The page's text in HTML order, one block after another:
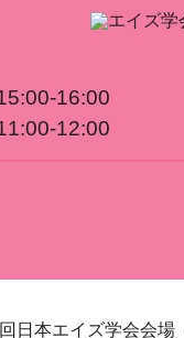
16:00
12:00
日本エイズ学会会場